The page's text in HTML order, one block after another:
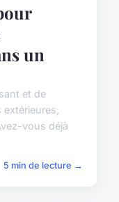
un
et de
vous déjà
5 min de lecture →